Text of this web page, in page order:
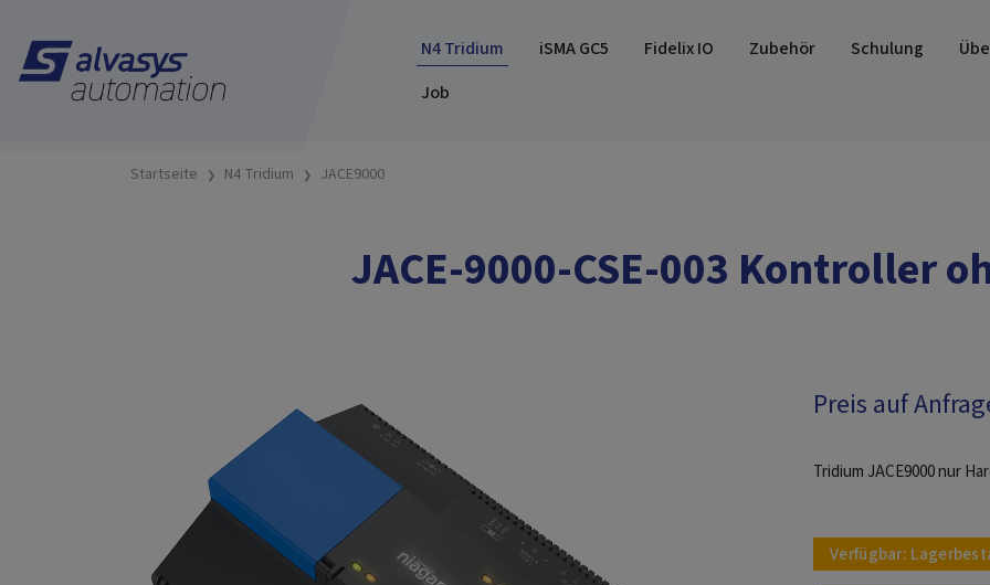
N4 Tridium iSMA GC5 Fidelix IO Zubehör Schulung
Job
Startseite N4 Tridium JACE9000
JACE-9000-CSE-003 Kontroller
Preis auf
Tridium JACE9000 nur
Verfügbar: